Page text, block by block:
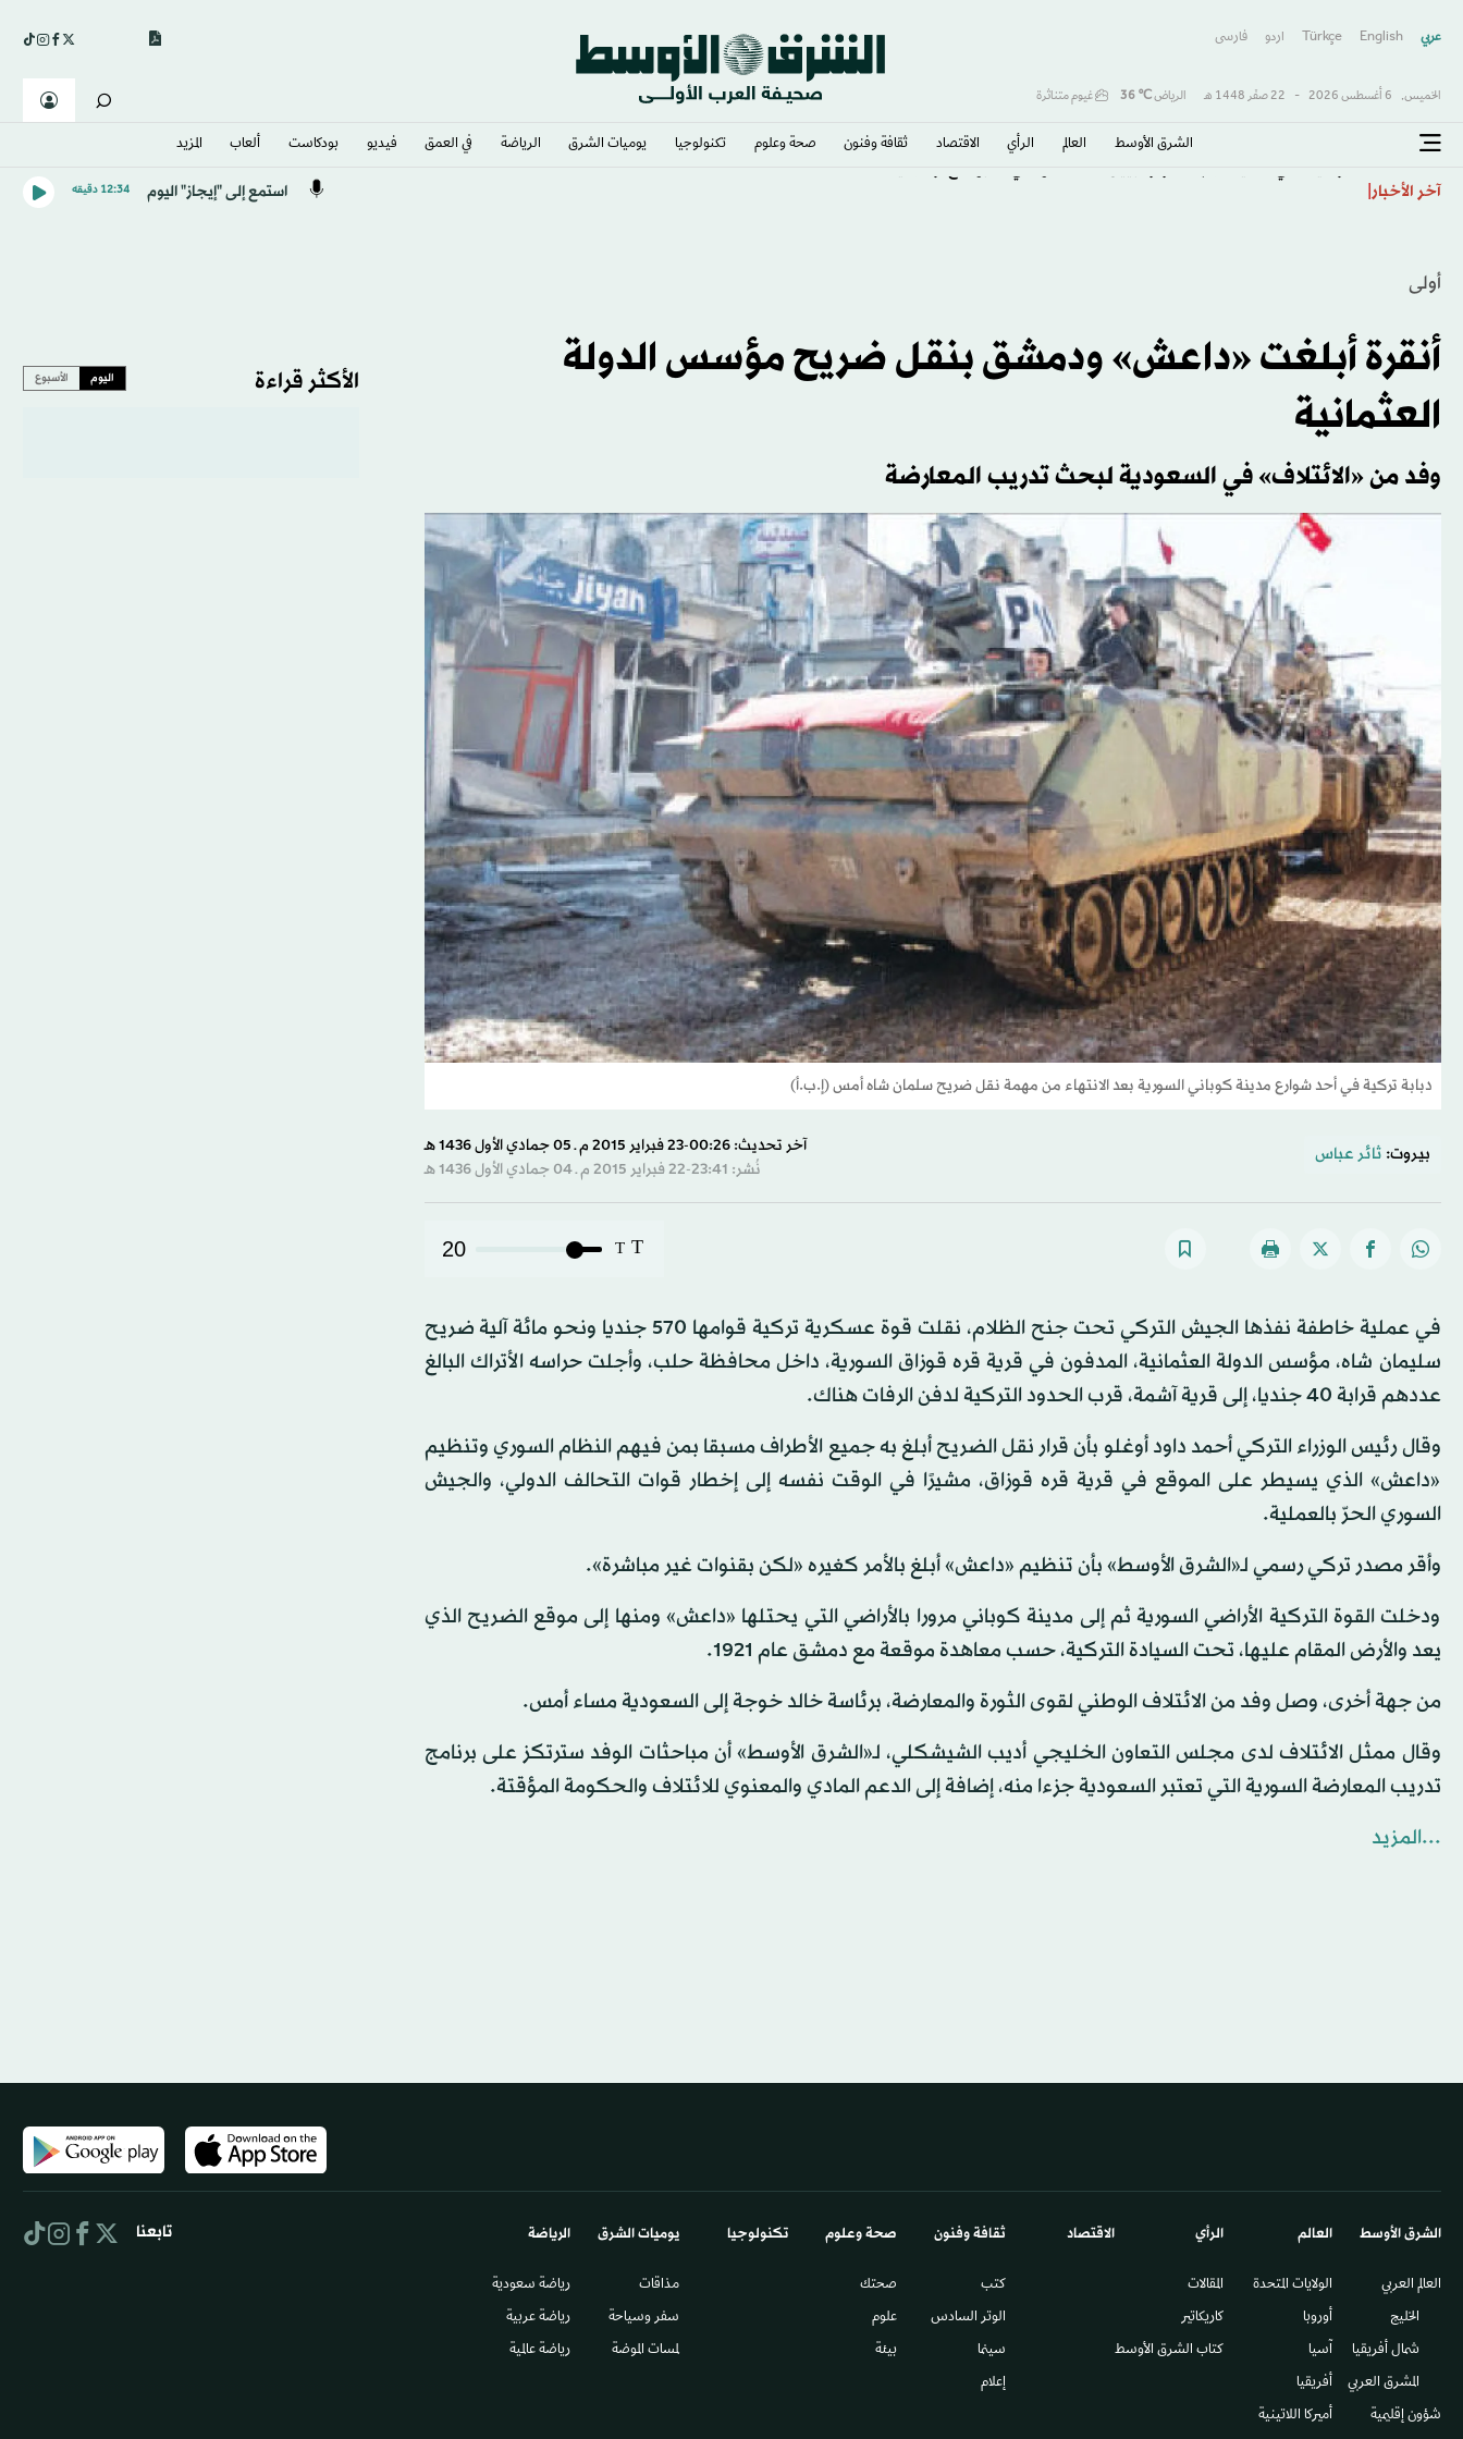
عربي English
Türkçe اردو فارسى
الخميس, 6 أغسطس 2026 - 22 صفَر 1448 هـ الرياض℃
36 غيوم متناثرة
الشرق الأوسط​ العالم الرأي الاقتصاد ثقافة وفنون صحة وعلوم تكنولوجيا يوميات الشرق​ الرياضة في العمق فيديو بودكاست ألعاب المزيد
آخر الأخبار استمع إلى "إيجاز" اليوم 12:34 دقيقه
أولى
أنقرة أبلغت «داعش» ودمشق بنقل ضريح مؤسس الدولة
العثمانية
وفد من «الائتلاف» في السعودية لبحث تدريب المعارضة
دبابة تركية في أحد شوارع مدينة كوباني السورية بعد الانتهاء من مهمة نقل ضريح سلمان شاه أمس (إ.ب.أ)
بيروت: ثائر عباس
آخر تحديث: 00:26-23 فبراير 2015 م ـ 05 جمادي الأول 1436 هـ
نُشر: 23:41-22 فبراير 2015 م ـ 04 جمادي الأول 1436 هـ
T
T
20
في عملية خاطفة نفذها الجيش التركي تحت جنح الظلام، نقلت قوة عسكرية تركية قوامها 570 جنديا ونحو مائة آلية ضريح
سليمان شاه، مؤسس الدولة العثمانية، المدفون في قرية قره قوزاق السورية، داخل محافظة حلب، وأجلت حراسه الأتراك البالغ
عددهم قرابة 40 جنديا، إلى قرية آشمة، قرب الحدود التركية لدفن الرفات هناك.
وقال رئيس الوزراء التركي أحمد داود أوغلو بأن قرار نقل الضريح أبلغ به جميع الأطراف مسبقا بمن فيهم النظام السوري وتنظيم
«داعش» الذي يسيطر على الموقع في قرية قره قوزاق، مشيرًا في الوقت نفسه إلى إخطار قوات التحالف الدولي، والجيش
السوري الحرّ بالعملية.
وأقر مصدر تركي رسمي لـ«الشرق الأوسط» بأن تنظيم «داعش» أبلغ بالأمر كغيره «لكن بقنوات غير مباشرة».
ودخلت القوة التركية الأراضي السورية ثم إلى مدينة كوباني مرورا بالأراضي التي يحتلها «داعش» ومنها إلى موقع الضريح الذي
يعد والأرض المقام عليها، تحت السيادة التركية، حسب معاهدة موقعة مع دمشق عام 1921.
من جهة أخرى، وصل وفد من الائتلاف الوطني لقوى الثورة والمعارضة، برئاسة خالد خوجة إلى السعودية مساء أمس.
وقال ممثل الائتلاف لدى مجلس التعاون الخليجي أديب الشيشكلي، لـ«الشرق الأوسط» أن مباحثات الوفد سترتكز على برنامج
تدريب المعارضة السورية التي تعتبر السعودية جزءا منه، إضافة إلى الدعم المادي والمعنوي للائتلاف والحكومة المؤقتة.
...المزيد
الأكثر قراءة اليوم الأسبوع
الشرق الأوسط​
العالم العربي
الخليج
شمال أفريقيا
المشرق العربي
شؤون إقليمية
العالم
الولايات المتحدة
أوروبا
آسيا
أفريقيا
أميركا اللاتينية
الرأي
المقالات
كاريكاتير
كتاب الشرق الأوسط
الاقتصاد ثقافة وفنون
كتب
الوتر السادس​
سينما
إعلام
صحة وعلوم
صحتك
علوم
بيئة
تكنولوجيا يوميات الشرق​
مذاقات
سفر وسياحة
لمسات الموضة
الرياضة
رياضة سعودية
رياضة عربية
رياضة عالمية
تابعنا